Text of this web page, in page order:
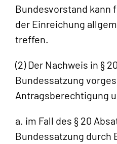
Bundesvorstand kann
der Einreichung
treffen.
(2) Der Nachweis in §
Bundessatzung
Antragsberechtigung
a. im Fall des § 20
Bundessatzung durch